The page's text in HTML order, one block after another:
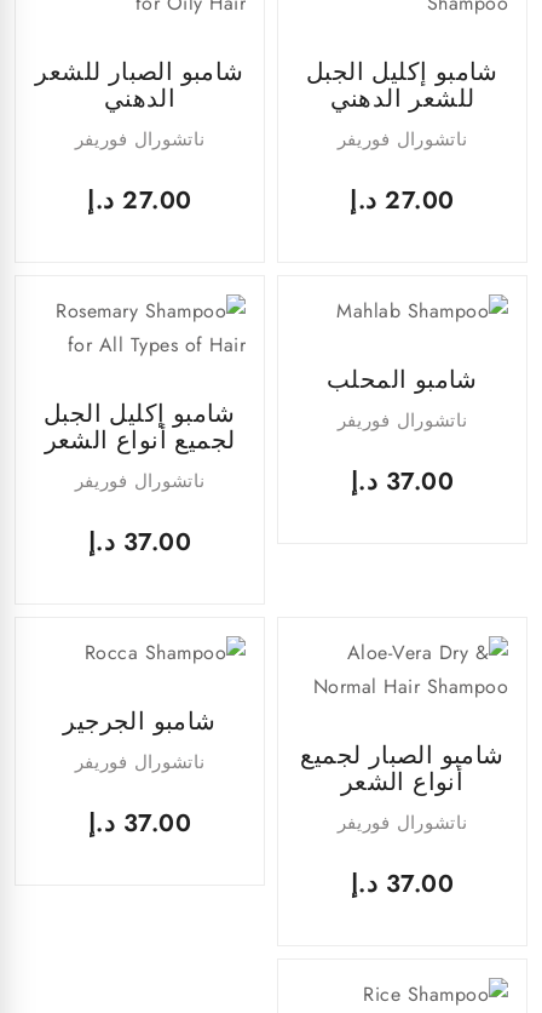
شامبو إكليل الجبل
للشعر الدهني
ناتشورال فوريفر
27.00 د.إ
شامبو الصبار للشعر
الدهني
ناتشورال فوريفر
27.00 د.إ
شامبو المحلب
ناتشورال فوريفر
37.00 د.إ
شامبو إكليل الجبل
لجميع أنواع الشعر
ناتشورال فوريفر
37.00 د.إ
شامبو الصبار لجميع
أنواع الشعر
ناتشورال فوريفر
37.00 د.إ
شامبو الجرجير
ناتشورال فوريفر
37.00 د.إ